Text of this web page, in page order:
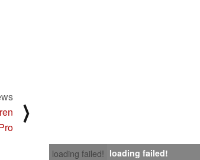
⟩
loading failed! loading failed!